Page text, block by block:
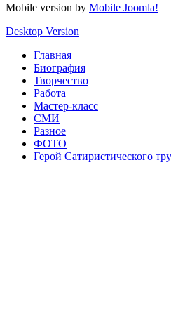
Mobile version by Mobile Joomla!
Desktop Version
Главная
Биография
Творчество
Работа
Мастер-класс
СМИ
Разное
ФОТО
Герой Сатиристического